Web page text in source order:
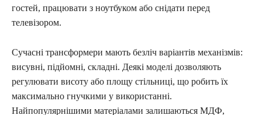
гостей, працювати з ноутбуком або снідати перед
телевізором.
Сучасні трансформери мають безліч варіантів механізмів:
висувні, підйомні, складні. Деякі моделі дозволяють
регулювати висоту або площу стільниці, що робить їх
максимально гнучкими у використанні.
Найпопулярнішими матеріалами залишаються МДФ,